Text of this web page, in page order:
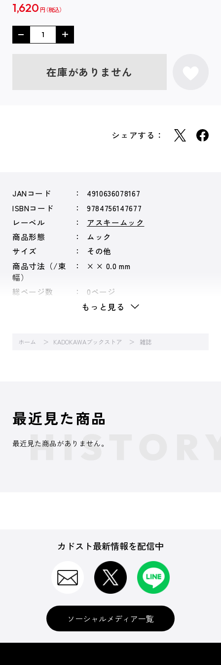
1,620 円
在庫がありません
シェアする：
JANコード
4910636078167
ISBNコード
9784756147677
レーベル
アスキームック
商品形態
ムック
サイズ
その他
商品寸法（/束
幅）
× × 0.0 mm
総ページ数 0ページ
もっと見る
ホーム KADOKAWAブックストア 雑誌
最近見た商品
最近見た商品がありません。
カドスト最新情報を配信中
ソーシャルメディア一覧